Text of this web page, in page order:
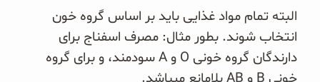
البته تمام مواد غذایی باید بر اساس گروه خون
انتخاب شوند. بطور مثال: مصرف اسفناج برای
دارندگان گروه خونی O و A سودمند، و برای گروه